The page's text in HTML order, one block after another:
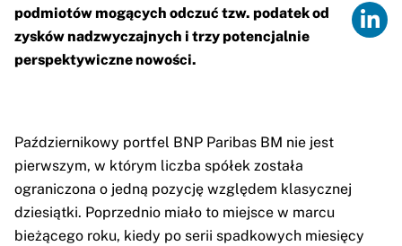
podmiotów mogących odczuć tzw. podatek od
zysków nadzwyczajnych i trzy potencjalnie
perspektywiczne nowości.
Październikowy portfel BNP Paribas BM nie jest
pierwszym, w którym liczba spółek została
ograniczona o jedną pozycję względem klasycznej
dziesiątki. Poprzednio miało to miejsce w marcu
bieżącego roku, kiedy po serii spadkowych miesięcy